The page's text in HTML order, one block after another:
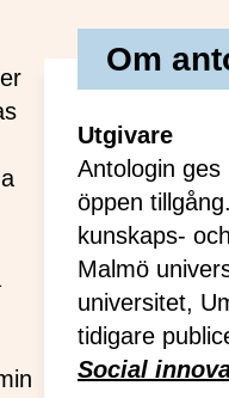
Om
Utgivare
Antologin ges
öppen
kunskaps-
Malmö
universitet,
tidigare
Social